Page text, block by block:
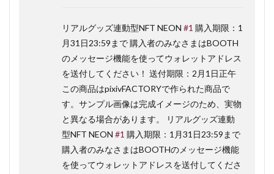
リアルグッズ連動型NFT NEON #1 購入期限：1
月31日23:59まで 購入者のみなさまはBOOTH
のメッセージ機能を使ってウォレットアドレス
を送付してください！ 送付期限：2月1日正午
この商品はpixivFACTORYで作られた商品で
す。サンプル画像は完成イメージのため、実物
と異なる場合があります。 リアルグッズ連動
型NFT NEON #1 購入期限：1月31日23:59まで
購入者のみなさまはBOOTHのメッセージ機能
を使ってウォレットアドレスを送付してくださ